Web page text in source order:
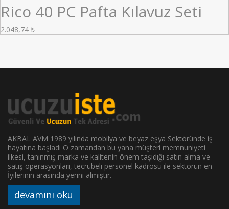
Rico 40 PC Pafta Kılavuz Seti
2.048,74 ₺
AKBAL AVM 1989 yılında mobilya ve beyaz eşya Sektöründe iş
hayatına başladı O zamandan bu yana müşteri memnuniyeti
ilkesi, tanınmış marka ve kalitenin önem taşıdığı satın alma ve
satış operasyonları, tecrübeli personel kadrosu ile sektörün en
İyilerinin arasında yerini almıştır.
devamını oku